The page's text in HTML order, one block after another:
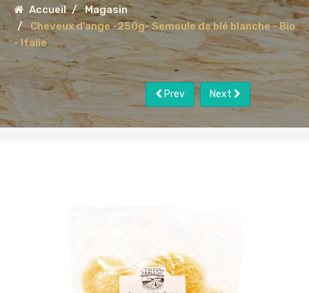
Accueil
Magasin
Cheveux d'ange -250g- Semoule de blé blanche - Bio
- Italie
Prev Next